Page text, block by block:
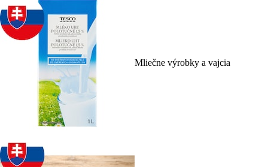
Mliečne výrobky a vajcia